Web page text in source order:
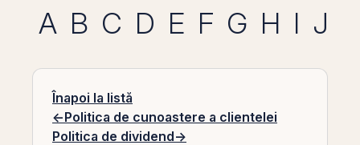
A B C D E F G H I J
Înapoi la listă
←Politica de cunoastere a clientelei
Politica de dividend→